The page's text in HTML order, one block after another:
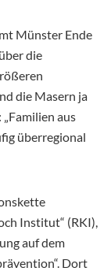
Münster Ende
die
die Masern ja
aus
überregional
Institut“ (RKI),
auf dem
Dort